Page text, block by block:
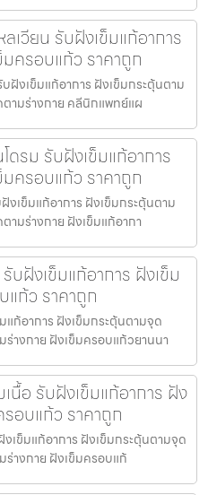
เวียน รับฝังเข็มแก้อาการ
ครอบแก้ว ราคาถูก
ฝังเข็มแก้อาการ ฝังเข็มกระตุ้นตาม
ตามร่างกาย คลีนิกแพทย์แผ
ดรม รับฝังเข็มแก้อาการ
ครอบแก้ว ราคาถูก
เข็มแก้อาการ ฝังเข็มกระตุ้นตาม
ามร่างกาย ฝังเข็มแก้อากา
บฝังเข็มแก้อาการ ฝังเข็ม
แก้ว ราคาถูก
แก้อาการ ฝังเข็มกระตุ้นตามจุด
ร่างกาย ฝังเข็มครอบแก้วยานนา
นื้อ รับฝังเข็มแก้อาการ ฝัง
อบแก้ว ราคาถูก
เข็มแก้อาการ ฝังเข็มกระตุ้นตามจุด
ร่างกาย ฝังเข็มครอบแก้